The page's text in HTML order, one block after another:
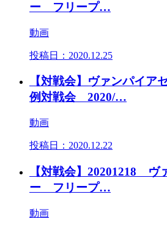
ー フリープ…
動画
投稿日： 2020.12.25
【対戦会】ヴァンパイア
例対戦会 2020/…
動画
投稿日： 2020.12.22
【対戦会】20201218 ヴ
ー フリープ…
動画